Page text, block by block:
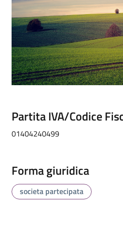
Partita IVA/Codice
01404240499
Forma giuridica
societa partecipata